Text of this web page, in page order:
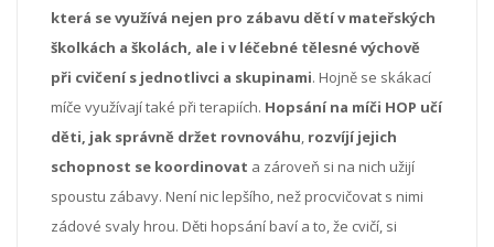
která se využívá nejen pro zábavu dětí v mateřských
školkách a školách, ale i v léčebné tělesné výchově
při cvičení s jednotlivci a skupinami. Hojně se skákací
míče využívají také při terapiích. Hopsání na míči HOP učí
děti, jak správně držet rovnováhu, rozvíjí jejich
schopnost se koordinovat a zároveň si na nich užijí
spoustu zábavy. Není nic lepšího, než procvičovat s nimi
zádové svaly hrou. Děti hopsání baví a to, že cvičí, si